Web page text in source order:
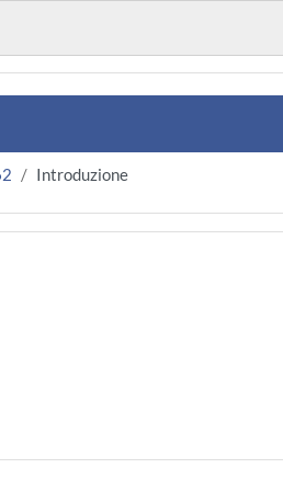
Introduzione